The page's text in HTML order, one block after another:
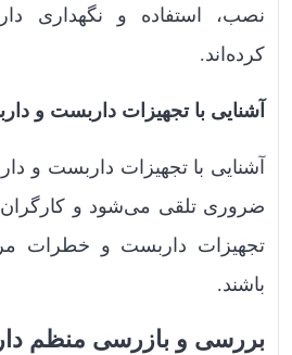
نصب، استفاده و نگهداری
کرده‌اند.
آشنایی با تجهیزات داربست و
آشنایی با تجهیزات داربست و
ضروری تلقی می‌شود و کارگران
تجهیزات داربست و خطرات
باشند.
بررسی و بازرسی منظم